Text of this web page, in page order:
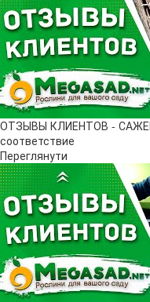
ОТЗЫВЫ КЛИЕНТОВ -
соответствие
Переглянути